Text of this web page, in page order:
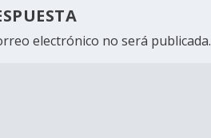
electrónico no será publicada.